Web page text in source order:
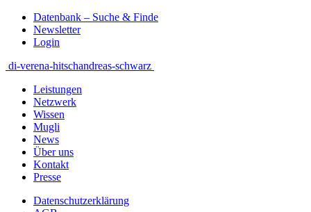
Datenbank – Suche & Finde
Newsletter
Login
Beitragsnavigation
di-verena-hitschandreas-schwarz
Leistungen
Netzwerk
Wissen
Mugli
News
Über uns
Kontakt
Presse
Datenschutzerklärung